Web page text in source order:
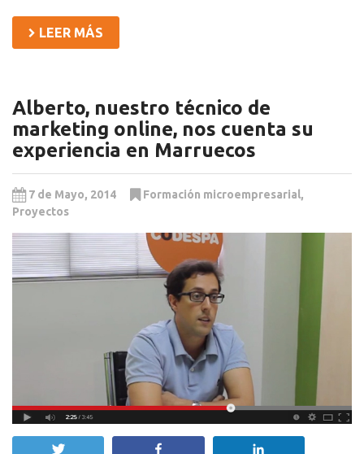
LEER MÁS
Alberto, nuestro técnico de
marketing online, nos cuenta su
experiencia en Marruecos
7 de Mayo, 2014 Formación microempresarial,
Proyectos